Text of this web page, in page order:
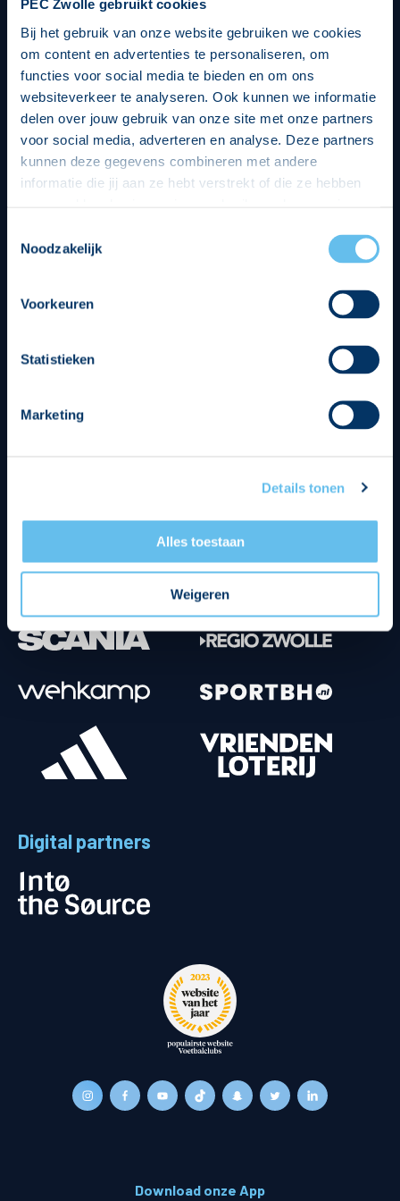
PEC Zwolle gebruikt cookies
Bij het gebruik van onze website gebruiken we cookies
om content en advertenties te personaliseren, om
functies voor social media te bieden en om ons
websiteverkeer te analyseren. Ook kunnen we informatie
delen over jouw gebruik van onze site met onze partners
voor social media, adverteren en analyse. Deze partners
kunnen deze gegevens combineren met andere
informatie die jij aan ze hebt verstrekt of die ze hebben
op een veilige en integere wijze. Je kunt je toestemming
beheren op de privacy- en cookieverklaring pagina.
Noodzakelijk
Voorkeuren
Statistieken
Marketing
Details tonen
Alles toestaan
Weigeren
Digital partners
Download onze App